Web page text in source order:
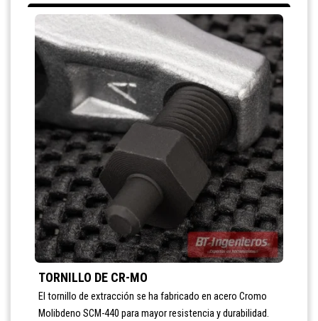
TORNILLO DE CR-MO
El tornillo de extracción se ha fabricado en acero Cromo
Molibdeno SCM-440 para mayor resistencia y durabilidad.